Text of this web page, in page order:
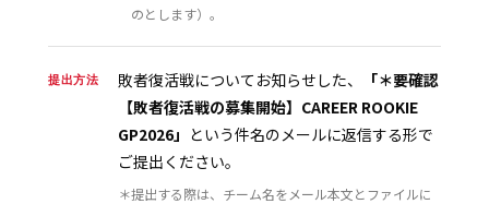
のとします）。
提出方法 敗者復活戦についてお知らせした、
「＊要確認
【敗者復活戦の募集開始】CAREER ROOKIE
GP2026」 という件名のメールに返信する形で
ご提出ください。
＊提出する際は、チーム名をメール本文とファイルに